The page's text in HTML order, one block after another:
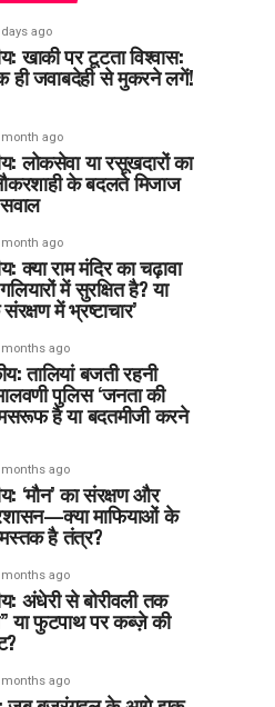
days ago
खाकी पर टूटता विश्वास:
ही जवाबदेही से मुकरने लगें!
month ago
लोकसेवा या रसूखदारों का
के बदलते मिजाज
month ago
क्या राम मंदिर का चढ़ावा
में सुरक्षित है? या
में भ्रष्टाचार’
months ago
तालियां बजती रहनी
पुलिस ‘जनता की
है या बदतमीजी करने
months ago
‘मौन’ का संरक्षण और
माफियाओं के
है तंत्र?
months ago
अंधेरी से बोरीवली तक
या फुटपाथ पर कब्ज़े की
months ago